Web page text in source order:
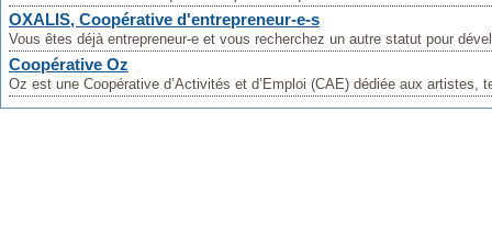
OXALIS, Coopérative d'entrepreneur-e-s
Vous êtes déjà entrepreneur-e et vous recherchez un autre statut pour
Coopérative Oz
Oz est une Coopérative d’Activités et d’Emploi (CAE) dédiée aux artistes,